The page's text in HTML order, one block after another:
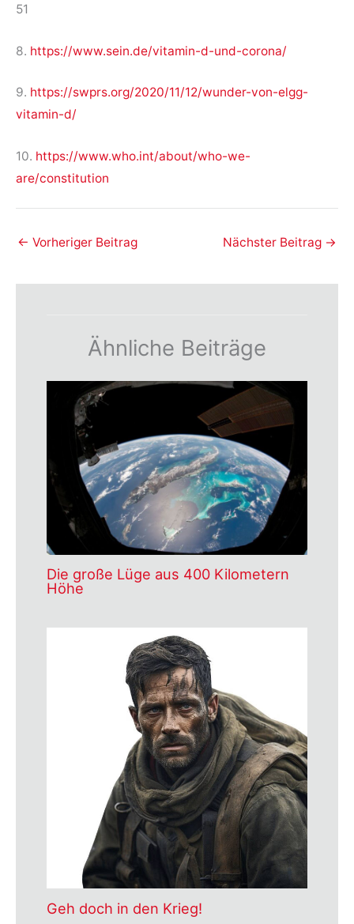
51
8. https://www.sein.de/vitamin-d-und-corona/
9. https://swprs.org/2020/11/12/wunder-von-elgg-
vitamin-d/
10. https://www.who.int/about/who-we-
are/constitution
← Vorheriger Beitrag Nächster Beitrag →
Ähnliche Beiträge
Die große Lüge aus 400 Kilometern
Höhe
Geh doch in den Krieg!